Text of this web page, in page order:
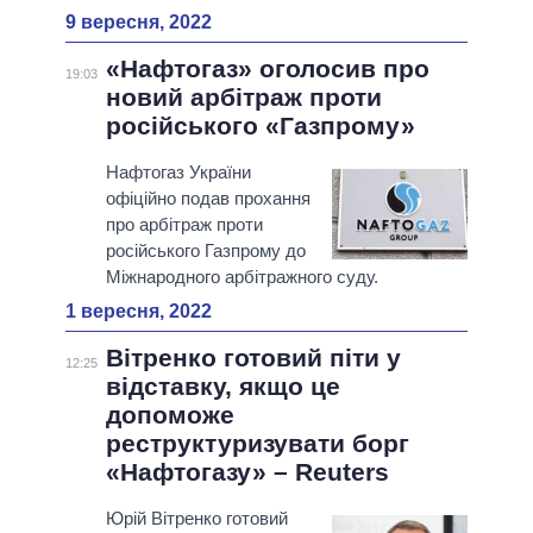
9 вересня, 2022
19:03
«Нафтогаз» оголосив про
новий арбітраж проти
російського «Газпрому»
Нафтогаз України
офіційно подав прохання
про арбітраж проти
російського Газпрому до
Міжнародного арбітражного суду.
1 вересня, 2022
12:25
Вітренко готовий піти у
відставку, якщо це
допоможе
реструктуризувати борг
«Нафтогазу» – Reuters
Юрій Вітренко готовий